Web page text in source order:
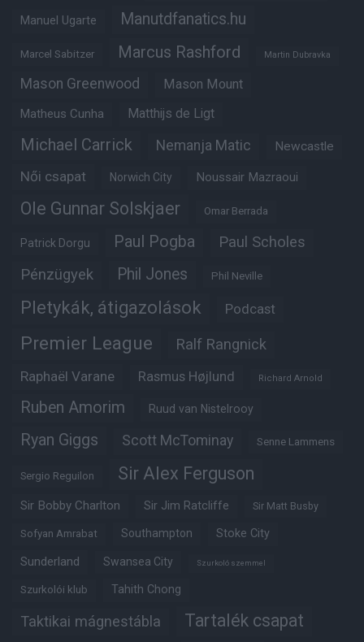
Manuel Ugarte Manutdfanatics.hu
Marcel Sabitzer Marcus Rashford Martin Dubravka
Mason Greenwood Mason Mount
Matheus Cunha Matthijs de Ligt
Michael Carrick Nemanja Matic Newcastle
Női csapat Norwich City Noussair Mazraoui
Ole Gunnar Solskjaer Omar Berrada
Patrick Dorgu Paul Pogba Paul Scholes
Pénzügyek Phil Jones Phil Neville
Pletykák, átigazolások Podcast
Premier League Ralf Rangnick
Raphaël Varane Rasmus Højlund Richard Arnold
Ruben Amorim Ruud van Nistelrooy
Ryan Giggs Scott McTominay Senne Lammens
Sergio Reguilon Sir Alex Ferguson
Sir Bobby Charlton Sir Jim Ratcliffe Sir Matt Busby
Sofyan Amrabat Southampton Stoke City
Sunderland Swansea City Szurkoló szemmel
Szurkolói klub Tahith Chong
Taktikai mágnestábla Tartalék csapat